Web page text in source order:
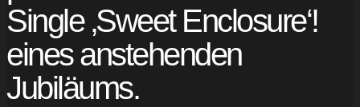
Single ‚Sweet Enclosure‘!
eines anstehenden
Jubiläums.